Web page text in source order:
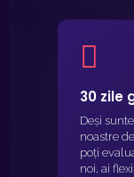
30 zile
Deși
noastre
poți
noi, ai